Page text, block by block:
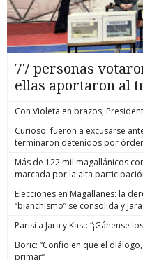
77 personas
ellas aportaron al
Con Violeta en brazos,
Curioso: fueron a excusarse
terminaron detenidos por
Más de 122 mil magallánicos
marcada por la alta
Elecciones en Magallanes: la
“bianchismo” se consolida y
Parisi a Jara y Kast: “¡Gánense
Boric: “Confío en que el
primar”